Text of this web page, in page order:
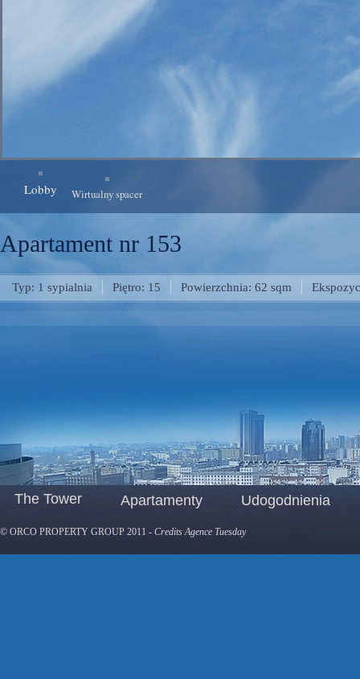
Lobby Wirtualny spacer
Apartament nr 153
Typ: 1 sypialnia Piętro: 15 Powierzchnia: 62 sqm
The Tower Apartamenty Udogodnienia
© ORCO PROPERTY GROUP 2011 - Credits Agence Tuesday